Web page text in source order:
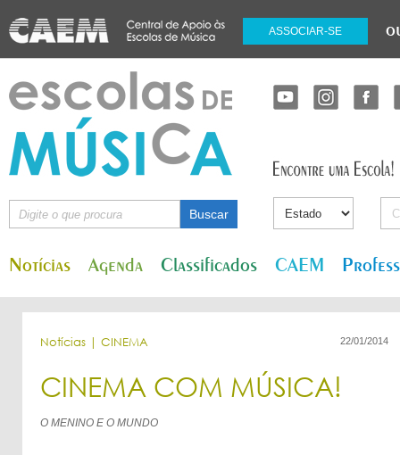
ASSOCIAR-SE
Notícias Agenda Classificados CAEM
Notícias | CINEMA 22/01/2014
CINEMA COM MÚSICA!
O MENINO E O MUNDO